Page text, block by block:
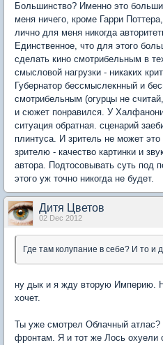
Большинство? Именно это
меня ничего, кроме Гарри
лично для меня никогда
Единственное, что для этого
сделать кино смотрибельным в
смысловой нагрузки - никаких
Губернатор бессмыслекнный и
смотрибельным (огурцы не
и сюжет понравился. У
ситуация обратная. сценарий
плинтуса. И зритель не может
зрителю - качество картинки и
автора. Подтосовывать суть под
этого уж точно никогда не будет.
Дитя Цветов
02 Dec 2012
Где там колупание в себе? И то и
ну дык и я жду вторую Империю.
хочет.
Ты уже смотрел Облачный атлас?
фронтам. Я и тот же Лось охуели